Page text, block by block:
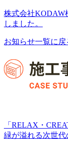
株式会社KODAW
しました。
お知らせ一覧に戻
「RELAX・
緑が溢れる次世